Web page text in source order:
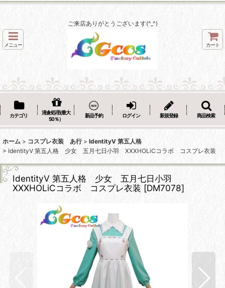
ご来店ありがとうございます(^_^)
メニュー カート
カテゴリ
清倉処理(最大
50％）
新品予約 ログイン 新規登録 商品検索
ホーム > コスプレ衣装 あ行 > IdentityV 第五人格
> IdentityV 第五人格 少女 五月七日小羽 XXXHOLiCコラボ コスプレ衣装
IdentityV 第五人格 少女 五月七日小羽
XXXHOLiCコラボ コスプレ衣装 [DM7078]